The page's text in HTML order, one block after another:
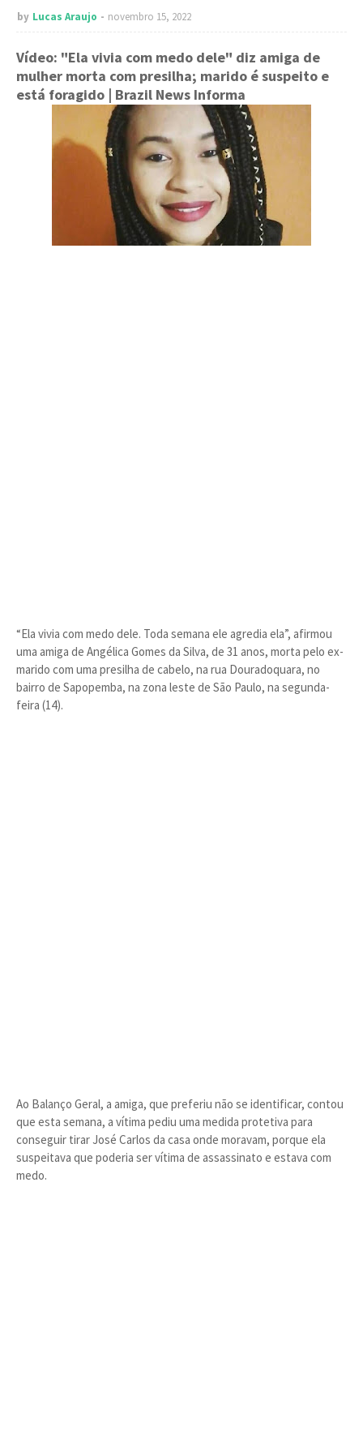
by Lucas Araujo novembro 15, 2022
Vídeo: "Ela vivia com medo dele" diz amiga de
mulher morta com presilha; marido é suspeito e
está foragido | Brazil News Informa
“Ela vivia com medo dele. Toda semana ele agredia ela”, afirmou
uma amiga de Angélica Gomes da Silva, de 31 anos, morta pelo ex-
marido com uma presilha de cabelo, na rua Douradoquara, no
bairro de Sapopemba, na zona leste de São Paulo, na segunda-
feira (14).
Ao Balanço Geral, a amiga, que preferiu não se identificar, contou
que esta semana, a vítima pediu uma medida protetiva para
conseguir tirar José Carlos da casa onde moravam, porque ela
suspeitava que poderia ser vítima de assassinato e estava com
medo.